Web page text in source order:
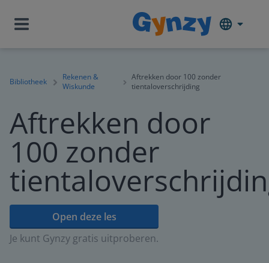
Bibliotheek
Rekenen &
Wiskunde
Aftrekken door 100 zonder
tientaloverschrijding
Aftrekken door
100 zonder
Open deze les
Je kunt Gynzy gratis uitproberen.